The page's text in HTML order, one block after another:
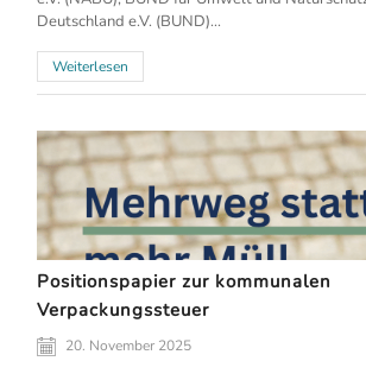
Deutschland e.V. (BUND)...
Weiterlesen
Positionspapier zur kommunalen
Verpackungssteuer
20. November 2025